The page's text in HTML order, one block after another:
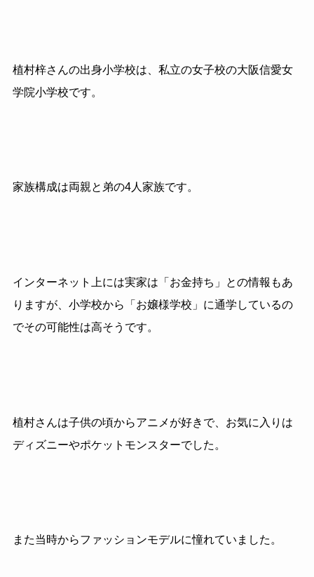
植村梓さんの出身小学校は、私立の女子校の大阪信愛女
学院小学校です。
家族構成は両親と弟の4人家族です。
インターネット上には実家は「お金持ち」との情報もあ
りますが、小学校から「お嬢様学校」に通学しているの
でその可能性は高そうです。
植村さんは子供の頃からアニメが好きで、お気に入りは
ディズニーやポケットモンスターでした。
また当時からファッションモデルに憧れていました。